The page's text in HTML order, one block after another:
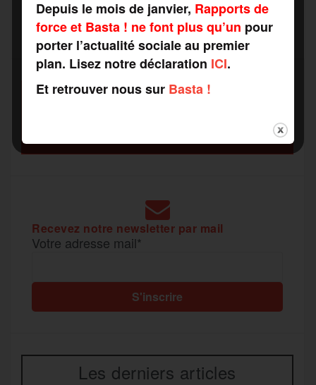
b
o
k
t
e
l a
g
g
m
t
e
Recevez notre newsletter par mail
Votre adresse mail*
Les derniers articles
Depuis le mois de janvier, Rapports de
force et Basta ! ne font plus qu’un pour
porter l’actualité sociale au premier
plan. Lisez notre déclaration ICI.
Et retrouver nous sur Basta !